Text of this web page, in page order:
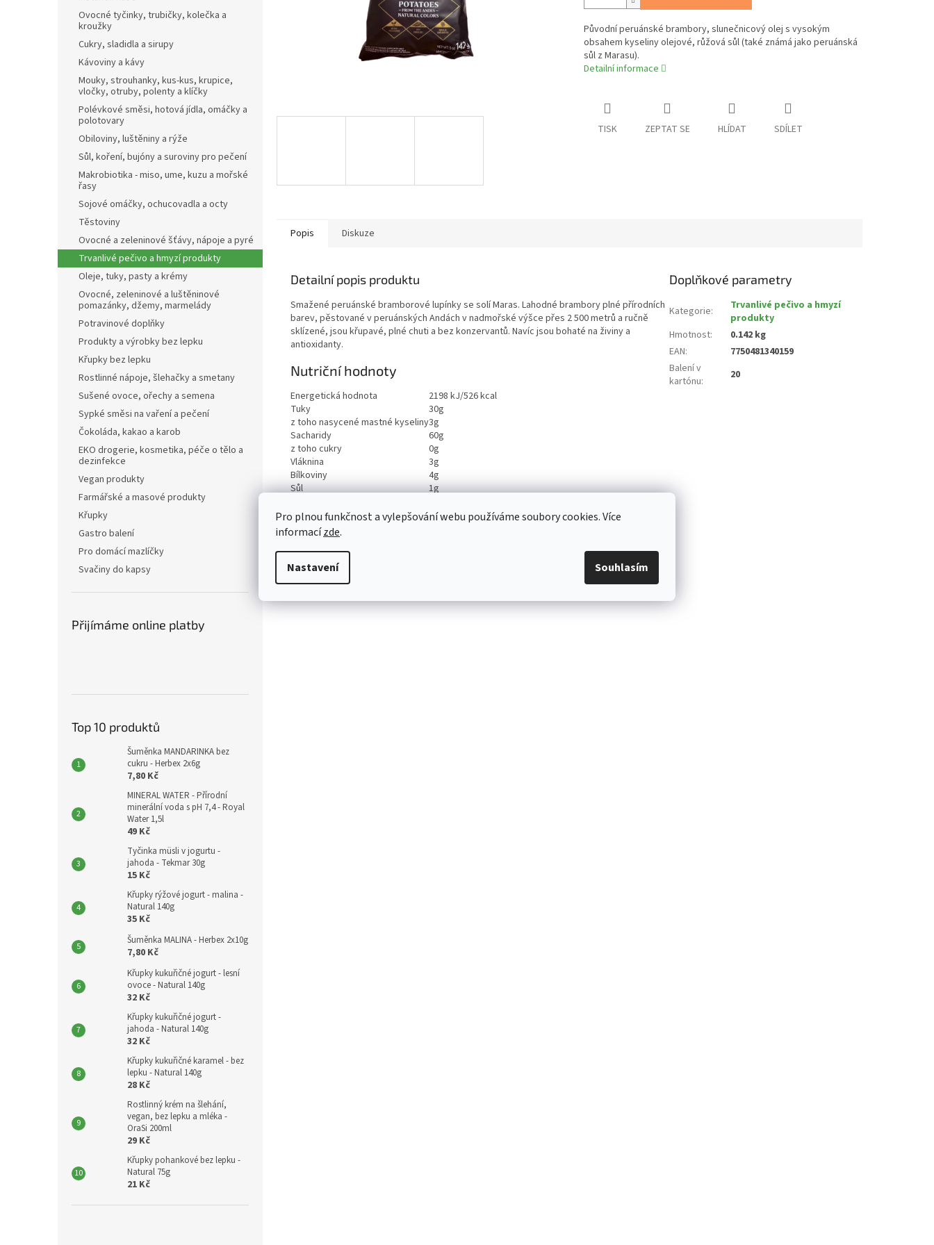
Pro plnou funkčnost a vylepšování webu používáme soubory cookies. Více
informacízde.
Nastavení Souhlasím
Ovocné tyčinky, trubičky, kolečka a
kroužky
Cukry, sladidla a sirupy
Kávoviny a kávy
Mouky, strouhanky, kus-kus, krupice,
vločky, otruby, polenty a klíčky
Polévkové směsi, hotová jídla, omáčky a
polotovary
Obiloviny, luštěniny a rýže
Sůl, koření, bujóny a suroviny pro pečení
Makrobiotika - miso, ume, kuzu a mořské
řasy
Sojové omáčky, ochucovadla a octy
Těstoviny
Ovocné a zeleninové šťávy, nápoje a pyré
Trvanlivé pečivo a hmyzí produkty
Oleje, tuky, pasty a krémy
Ovocné, zeleninové a luštěninové
pomazánky, džemy, marmelády
Potravinové doplňky
Produkty a výrobky bez lepku
Křupky bez lepku
Rostlinné nápoje, šlehačky a smetany
Sušené ovoce, ořechy a semena
Sypké směsi na vaření a pečení
Čokoláda, kakao a karob
EKO drogerie, kosmetika, péče o tělo a
dezinfekce
Vegan produkty
Farmářské a masové produkty
Křupky
Gastro balení
Pro domácí mazlíčky
Svačiny do kapsy
Přijímáme online platby
Top 10 produktů
Šuměnka MANDARINKA bez
cukru - Herbex 2x6g
7,80 Kč
MINERAL WATER - Přírodní
minerální voda s pH 7,4 - Royal
Water 1,5l
49 Kč
Tyčinka müsli v jogurtu -
jahoda - Tekmar 30g
15 Kč
Křupky rýžové jogurt - malina -
Natural 140g
35 Kč
Šuměnka MALINA - Herbex 2x10g
7,80 Kč
Křupky kukuřičné jogurt - lesní
ovoce - Natural 140g
32 Kč
Křupky kukuřičné jogurt -
jahoda - Natural 140g
32 Kč
Křupky kukuřičné karamel - bez
lepku - Natural 140g
28 Kč
Rostlinný krém na šlehání,
vegan, bez lepku a mléka -
OraSi 200ml
29 Kč
Křupky pohankové bez lepku -
Natural 75g
21 Kč
Původní peruánské brambory, slunečnicový olej s vysokým
obsahem kyseliny olejové, růžová sůl (také známá jako peruánská
sůl z Marasu).
Detailní informace
TISK ZEPTAT SE HLÍDAT SDÍLET
Popis Diskuze
Detailní popis produktu
Smažené peruánské bramborové lupínky se solí Maras. Lahodné brambory plné přírodních
barev, pěstované v peruánských Andách v nadmořské výšce přes 2 500 metrů a ručně
sklízené, jsou křupavé, plné chuti a bez konzervantů. Navíc jsou bohaté na živiny a
antioxidanty.
Nutriční hodnoty
Energetická hodnota
2198 kJ/526 kcal
Tuky
30g
z toho nasycené mastné kyseliny3g
Sacharidy
60g
z toho cukry
0g
Vláknina
3g
Bílkoviny
4g
Sůl
1g
Doplňkové parametry
Kategorie:
Trvanlivé pečivo a hmyzí
produkty
Hmotnost:
0.142 kg
EAN:
7750481340159
Balení v
kartónu: 20